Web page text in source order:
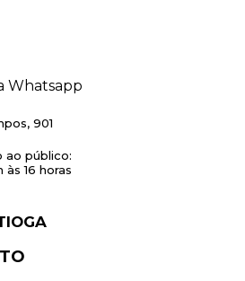
Whatsapp
901
ao público:
16 horas